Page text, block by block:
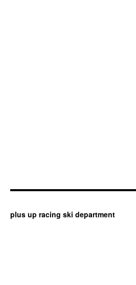
plus up racing ski department